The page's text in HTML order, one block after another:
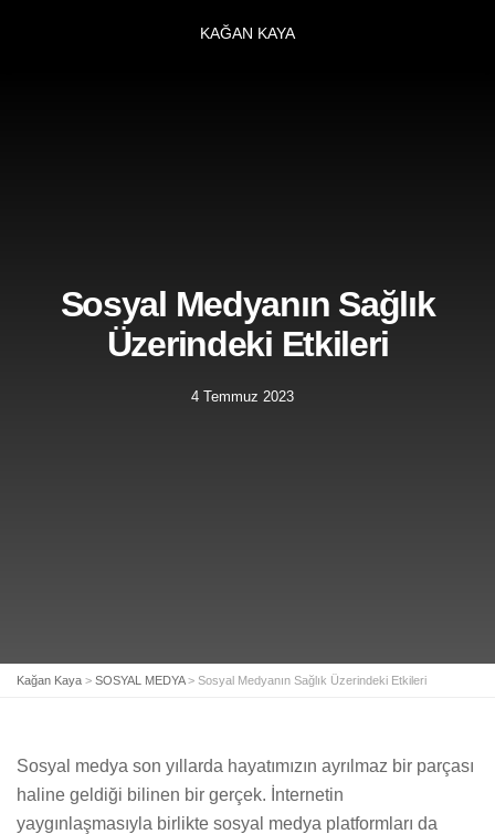
KAĞAN KAYA
Sosyal Medyanın Sağlık
Üzerindeki Etkileri
4 Temmuz 2023
Kağan Kaya > SOSYAL MEDYA> Sosyal Medyanın Sağlık Üzerindeki Etkileri
Sosyal medya son yıllarda hayatımızın ayrılmaz bir parçası
haline geldiği bilinen bir gerçek. İnternetin
yaygınlaşmasıyla birlikte sosyal medya platformları da